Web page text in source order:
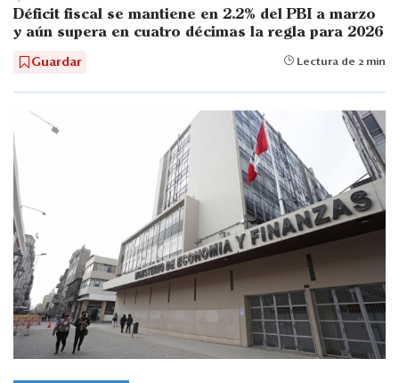
Déficit fiscal se mantiene en 2.2% del PBI a marzo
y aún supera en cuatro décimas la regla para 2026
Guardar Lectura de 2 min